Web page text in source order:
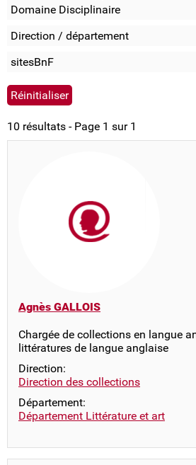
Domaine Disciplinaire
Direction / département
sitesBnF
10 résultats - Page 1 sur 1
Agnès GALLOIS
Chargée de collections en langue
littératures de langue anglaise
Direction:
Direction des collections
Département:
Département Littérature et art